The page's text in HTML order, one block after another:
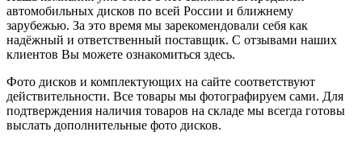
автомобильных дисков по всей России и ближнему
зарубежью. За это время мы зарекомендовали себя как
надёжный и ответственный поставщик. С отзывами наших
клиентов Вы можете ознакомиться здесь.
Фото дисков и комплектующих на сайте соответствуют
действительности. Все товары мы фотографируем сами. Для
подтверждения наличия товаров на складе мы всегда готовы
выслать дополнительные фото дисков.